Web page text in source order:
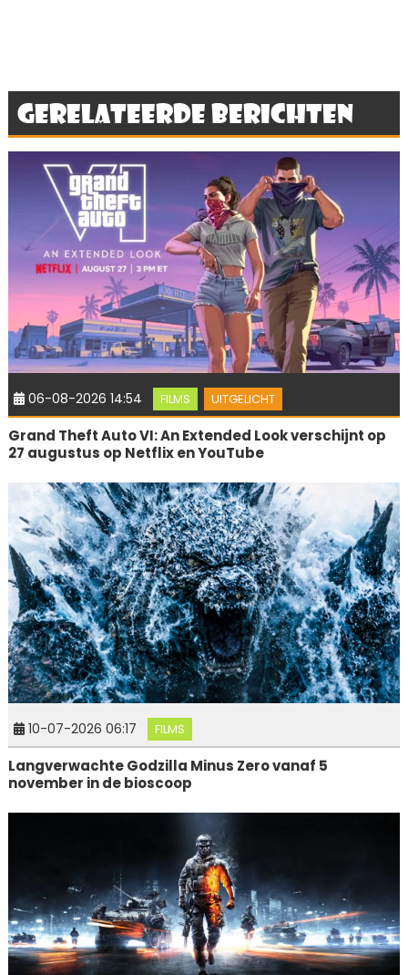
Gerelateerde berichten
06-08-2026 14:54 FILMS UITGELICHT
Grand Theft Auto VI: An Extended Look verschijnt op
27 augustus op Netflix en YouTube
10-07-2026 06:17 FILMS
Langverwachte Godzilla Minus Zero vanaf 5
november in de bioscoop